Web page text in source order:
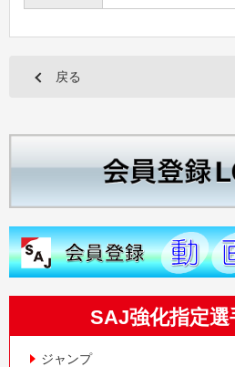
戻る
SAJ強化指定選
ジャンプ